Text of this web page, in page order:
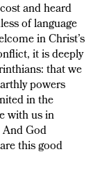
and heard
of language
in Christ’s
it is deeply
that we
powers
in the
with us in
God
this good